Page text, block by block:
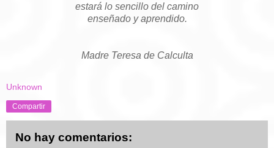
estará lo sencillo del camino
enseñado y aprendido.
Madre Teresa de Calculta
Unknown
Compartir
No hay comentarios: